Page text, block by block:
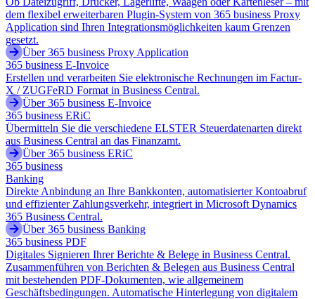
dem flexibel erweiterbaren Plugin-System von 365 business Proxy
Application sind Ihren Integrationsmöglichkeiten kaum Grenzen
gesetzt.
Über 365 business Proxy Application
365 business E-Invoice
Erstellen und verarbeiten Sie elektronische Rechnungen im Factur-
X / ZUGFeRD Format in Business Central.
Über 365 business E-Invoice
365 business ERiC
Übermitteln Sie die verschiedene ELSTER Steuerdatenarten direkt
aus Business Central an das Finanzamt.
Über 365 business ERiC
365 business
Banking
Direkte Anbindung an Ihre Bankkonten, automatisierter Kontoabruf
und effizienter Zahlungsverkehr, integriert in Microsoft Dynamics
365 Business Central.
Über 365 business Banking
365 business PDF
Digitales Signieren Ihrer Berichte & Belege in Business Central.
Zusammenführen von Berichten & Belegen aus Business Central
mit bestehenden PDF-Dokumenten, wie allgemeinem
Geschäftsbedingungen. Automatische Hinterlegung von digitalem